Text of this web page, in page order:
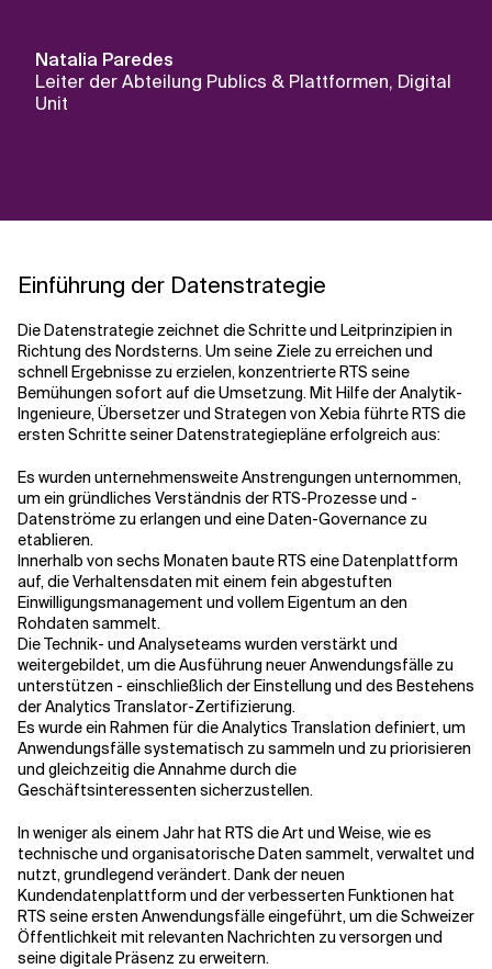
Natalia Paredes
Leiter der Abteilung Publics & Plattformen, Digital
Unit
Einführung der Datenstrategie
Die Datenstrategie zeichnet die Schritte und Leitprinzipien in
Richtung des Nordsterns. Um seine Ziele zu erreichen und
schnell Ergebnisse zu erzielen, konzentrierte RTS seine
Bemühungen sofort auf die Umsetzung. Mit Hilfe der Analytik-
Ingenieure, Übersetzer und Strategen von Xebia führte RTS die
ersten Schritte seiner Datenstrategiepläne erfolgreich aus:
Es wurden unternehmensweite Anstrengungen unternommen,
um ein gründliches Verständnis der RTS-Prozesse und -
Datenströme zu erlangen und eine Daten-Governance zu
etablieren.
Innerhalb von sechs Monaten baute RTS eine Datenplattform
auf, die Verhaltensdaten mit einem fein abgestuften
Einwilligungsmanagement und vollem Eigentum an den
Rohdaten sammelt.
Die Technik- und Analyseteams wurden verstärkt und
weitergebildet, um die Ausführung neuer Anwendungsfälle zu
unterstützen - einschließlich der Einstellung und des Bestehens
der Analytics Translator-Zertifizierung.
Es wurde ein Rahmen für die Analytics Translation definiert, um
Anwendungsfälle systematisch zu sammeln und zu priorisieren
und gleichzeitig die Annahme durch die
Geschäftsinteressenten sicherzustellen.
In weniger als einem Jahr hat RTS die Art und Weise, wie es
technische und organisatorische Daten sammelt, verwaltet und
nutzt, grundlegend verändert. Dank der neuen
Kundendatenplattform und der verbesserten Funktionen hat
RTS seine ersten Anwendungsfälle eingeführt, um die Schweizer
Öffentlichkeit mit relevanten Nachrichten zu versorgen und
seine digitale Präsenz zu erweitern.